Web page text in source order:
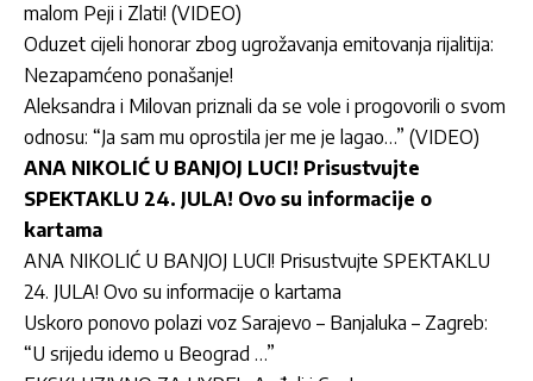
malom Peji i Zlati! (VIDEO)
Oduzet cijeli honorar zbog ugrožavanja emitovanja rijalitija:
Nezapamćeno ponašanje!
Aleksandra i Milovan priznali da se vole i progovorili o svom
odnosu: “Ja sam mu oprostila jer me je lagao…” (VIDEO)
ANA NIKOLIĆ U BANJOJ LUCI! Prisustvujte
SPEKTAKLU 24. JULA! Ovo su informacije o
kartama
ANA NIKOLIĆ U BANJOJ LUCI! Prisustvujte SPEKTAKLU
24. JULA! Ovo su informacije o kartama
Uskoro ponovo polazi voz Sarajevo – Banjaluka – Zagreb:
“U srijedu idemo u Beograd …”